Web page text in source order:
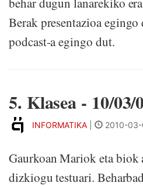
Berak presentazioa
podcast-a egingo dut.
5. Klasea - 10/03/
INFORMATIKA 2010-
Gaurkoan Mariok eta biok
dizkiogu testuari.